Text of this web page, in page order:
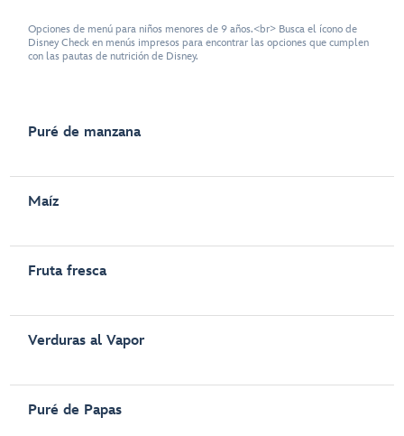
Opciones de menú para niños menores de 9 años.<br> Busca el ícono de
Disney Check en menús impresos para encontrar las opciones que cumplen
con las pautas de nutrición de Disney.
Puré de manzana
Maíz
Fruta fresca
Verduras al Vapor
Puré de Papas